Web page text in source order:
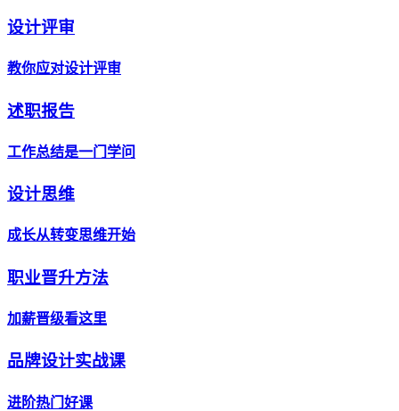
设计评审
教你应对设计评审
述职报告
工作总结是一门学问
设计思维
成长从转变思维开始
职业晋升方法
加薪晋级看这里
品牌设计实战课
进阶热门好课